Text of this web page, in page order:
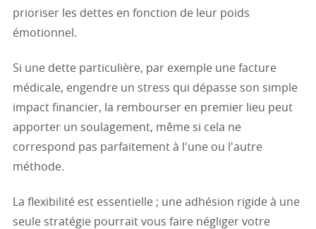
prioriser les dettes en fonction de leur poids
émotionnel.
Si une dette particulière, par exemple une facture
médicale, engendre un stress qui dépasse son simple
impact financier, la rembourser en premier lieu peut
apporter un soulagement, même si cela ne
correspond pas parfaitement à l'une ou l'autre
méthode.
La flexibilité est essentielle ; une adhésion rigide à une
seule stratégie pourrait vous faire négliger votre